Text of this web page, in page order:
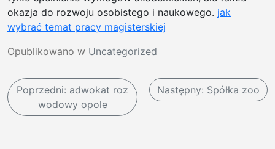
okazja do rozwoju osobistego i naukowego. jak
wybrać temat pracy magisterskiej
Opublikowano w Uncategorized
N
a
Poprzedni: adwokat roz
wodowy opole
Następny: Spółka zoo